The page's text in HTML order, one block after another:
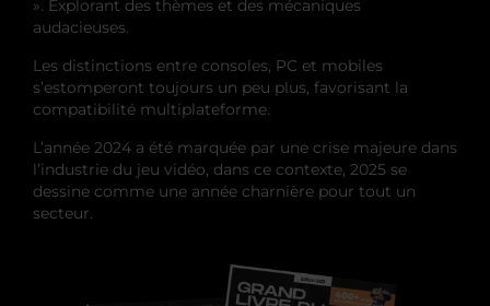
». Explorant des thèmes et des mécaniques
audacieuses.
Les distinctions entre consoles, PC et mobiles
s’estomperont toujours un peu plus, favorisant la
compatibilité multiplateforme.
L’année 2024 a été marquée par une crise majeure dans
l’industrie du jeu vidéo, dans ce contexte, 2025 se
dessine comme une année charnière pour tout un
secteur.